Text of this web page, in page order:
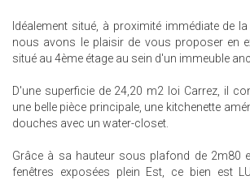
Idéalement situé, à proximité immédiate de
nous avons le plaisir de vous proposer en
situé au 4ème étage au sein d'un immeuble
D'une superficie de 24,20 m2 loi Carrez, il
une belle pièce principale, une kitchenette
douches avec un water-closet.
Grâce à sa hauteur sous plafond de 2m80
fenêtres exposées plein Est, ce bien est